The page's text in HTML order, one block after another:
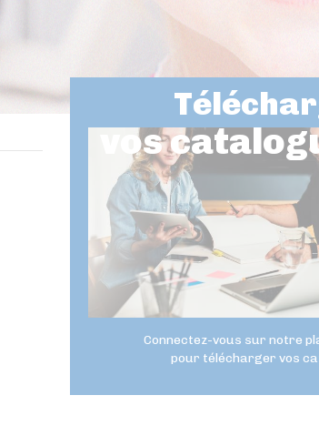
vos
Connectez-vous sur notre
pour télécharger vos